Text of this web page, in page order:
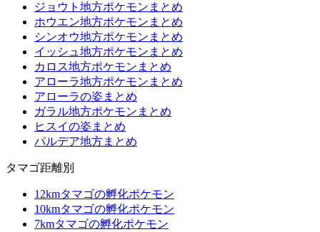
ジョウト地方ポケモンまとめ
ホウエン地方ポケモンまとめ
シンオウ地方ポケモンまとめ
イッシュ地方ポケモンまとめ
カロス地方ポケモンまとめ
アローラ地方ポケモンまとめ
アローラの姿まとめ
ガラル地方ポケモンまとめ
ヒスイの姿まとめ
パルデア地方まとめ
タマゴ距離別
12kmタマゴの孵化ポケモン
10kmタマゴの孵化ポケモン
7kmタマゴの孵化ポケモン